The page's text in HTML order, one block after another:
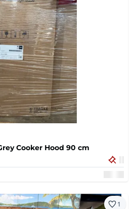
Cooker Hood 90 cm
1